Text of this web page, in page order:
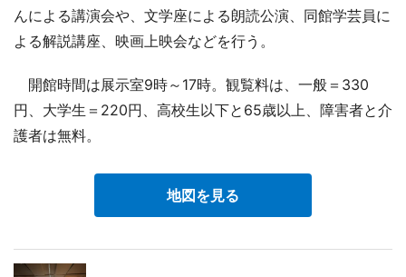
んによる講演会や、文学座による朗読公演、同館学芸員に
よる解説講座、映画上映会などを行う。
開館時間は展示室9時～17時。観覧料は、一般＝330
円、大学生＝220円、高校生以下と65歳以上、障害者と介
護者は無料。
地図を見る